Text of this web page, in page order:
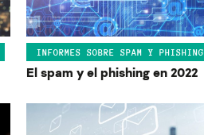
INFORMES SOBRE SPAM Y PHISHING
El spam y el phishing en 2022